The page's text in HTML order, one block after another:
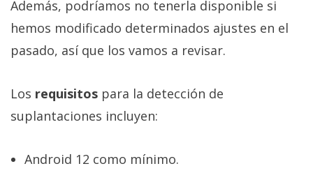
Además, podríamos no tenerla disponible si
hemos modificado determinados ajustes en el
pasado, así que los vamos a revisar.
Los requisitos para la detección de
suplantaciones incluyen:
Android 12 como mínimo.